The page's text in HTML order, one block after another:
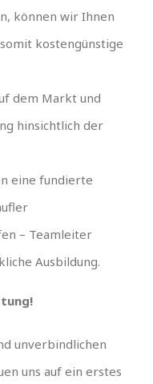
können wir Ihnen
kostengünstige
dem Markt und
hinsichtlich der
eine fundierte
– Teamleiter
Ausbildung.
unverbindlichen
uns auf ein erstes